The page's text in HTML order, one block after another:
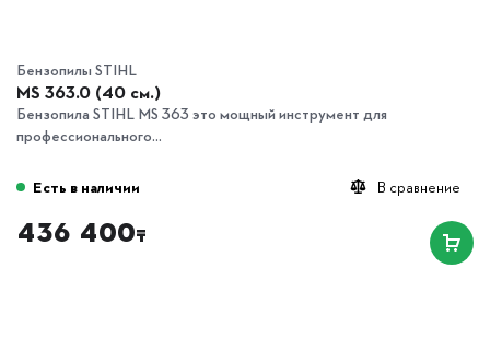
Бензопилы STIHL
MS 363.0 (40 см.)
Бензопила STIHL MS 363 это мощный инструмент для
профессионального...
В сравнение
Есть в наличии
436 400₸